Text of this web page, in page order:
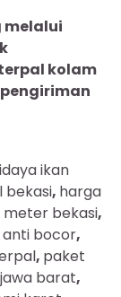
melalui
kolam
ikan
, harga
bekasi,
bocor,
, paket
barat,